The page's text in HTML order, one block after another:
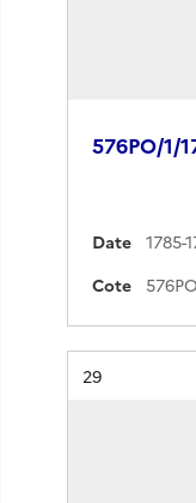
576PO/1/
Date
1785-
Cote
Résultat n°
29